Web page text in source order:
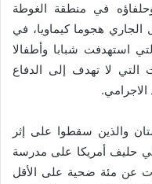
في منطقة الغوطة
هجوما كيماويا، في
استهدفت شبابا وأطفالا
التي لا تهدف إلى الدفاع
والذين سقطوا على إثر
حليف أمريكا على مدرسة
عن مئة ضحية على الأقل